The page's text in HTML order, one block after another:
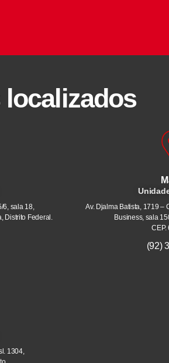
localizados
6, sala 18,
Distrito Federal.
1304,
Av. Djalma Batista, 1719 –
Business, sala
CEP.
(92)